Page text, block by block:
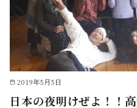
2019年5月5日
日本の夜明けぜよ！！